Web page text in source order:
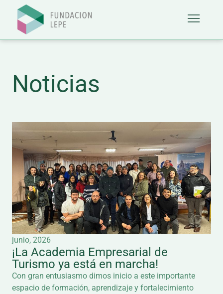
Noticias
junio, 2026
¡La Academia Empresarial de
Turismo ya está en marcha!
Con gran entusiasmo dimos inicio a este importante
espacio de formación, aprendizaje y fortalecimiento